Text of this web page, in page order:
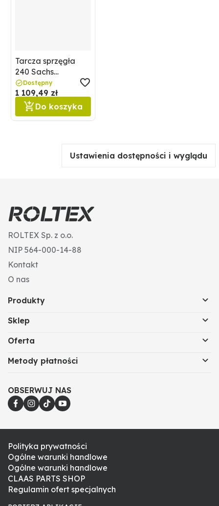
Tarcza sprzęgła
240 Sachs
4591878634131
Dostępny
1 109,49 zł
Do koszyka
Ustawienia dostępności i wyglądu
ROLTEX Sp. z o.o.
NIP 564-000-14-88
Kontakt
O nas
Produkty
Sklep
Oferta
Metody płatności
OBSERWUJ NAS
Polityka prywatności
Ogólne warunki handlowe
Ogólne warunki handlowe
CLAAS PARTS SHOP
Regulamin ofert specjalnych